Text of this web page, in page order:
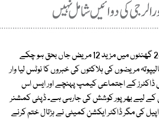
ڈاکٹرز کی ہڑتال کے باعث گزشتہ 24 گھنٹوں میں مزید 12 مریض جاں بحق ہو چکے
مریضوں کی ہلاکتوں کی خبروں کا نوٹس لیا وار
ڈاکٹرز کے اجتماعی کیمپ پہنچے اور ایس اس
کے لیے بھرپور کوشش کی جارہی ہے۔ ڈپٹی کمشنر
کی مگر ڈاکٹر ایکشن کمیٹی نے ہڑتال ختم کرنے